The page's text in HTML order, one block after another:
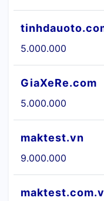
5.000.000
GiaXeRe.com
5.000.000
maktest.vn
9.000.000